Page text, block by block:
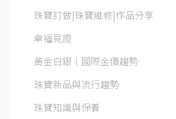
珠寶訂做|珠寶維修|作品分享
幸福見證
黃金白銀│國際金價趨勢
珠寶新品與流行趨勢
珠寶知識與保養